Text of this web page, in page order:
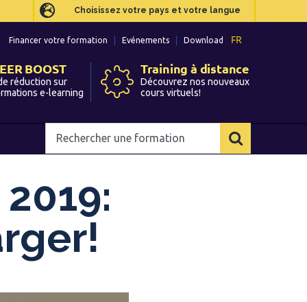
Choisissez votre pays et votre langue
FR
Financer votre formation Evénements Download
BOOST
réduction sur
e-learning
Training à distance
Découvrez nos nouveaux
cours virtuels!
Rechercher
une
Choisissez votre pays et votre langue
FR
Financer votre formation Evénements Download
BOOST
réduction sur
e-learning
Training à distance
Découvrez nos nouveaux
cours virtuels!
Rechercher
une